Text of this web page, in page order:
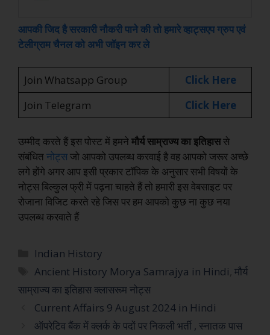
आपकी जिद है सरकारी नौकरी पाने की तो हमारे व्हाट्सएप ग्रुप एवं
टेलीग्राम चैनल को अभी जॉइन कर ले
Join Whatsapp Group
Click Here
Join Telegram
Click Here
उम्मीद करते हैं इस पोस्ट में हमनेमौर्य साम्राज्य का इतिहाससे
संबंधितनोट्सजो आपको उपलब्ध करवाई है वह आपको जरूर अच्छे
लगे होंगे अगर आप इसी प्रकार टॉपिक के अनुसार सभी विषयों के
नोट्स बिल्कुल फ्री में पढ़ना चाहते हैं तो हमारी इस वेबसाइट पर
रोजाना विजिट करते रहे जिस पर हम आपको कुछ ना कुछ नया
उपलब्ध करवाते हैं
Indian History
Ancient History Morya Samrajya in Hindi,मौर्य
साम्राज्य का इतिहास क्लासरूम नोट्स
Current Affairs 9 August 2024 in Hindi
ऑपरेटिव बैंक में क्लर्क के पदों पर निकली भर्ती , स्नातक पास